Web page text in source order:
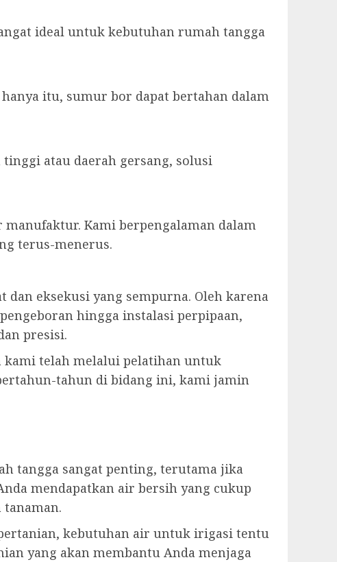
ideal untuk kebutuhan rumah tangga
itu, sumur bor dapat bertahan dalam
atau daerah gersang, solusi
Kami berpengalaman dalam
terus-menerus.
eksekusi yang sempurna. Oleh karena
hingga instalasi perpipaan,
presisi.
kami telah melalui pelatihan untuk
tahun di bidang ini, kami jamin
tangga sangat penting, terutama jika
mendapatkan air bersih yang cukup
kebutuhan air untuk irigasi tentu
yang akan membantu Anda menjaga